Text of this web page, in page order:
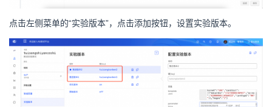
点击左侧菜单的“实验版本”，点击添加按钮，设置实验版本。